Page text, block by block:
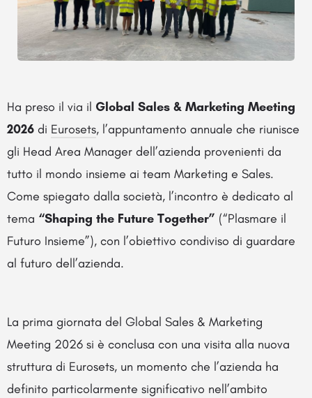
Ha preso il via il Global Sales & Marketing Meeting
2026 di Eurosets, l’appuntamento annuale che riunisce
gli Head Area Manager dell’azienda provenienti da
tutto il mondo insieme ai team Marketing e Sales.
Come spiegato dalla società, l’incontro è dedicato al
tema “Shaping the Future Together” (“Plasmare il
Futuro Insieme”), con l’obiettivo condiviso di guardare
al futuro dell’azienda.
La prima giornata del Global Sales & Marketing
Meeting 2026 si è conclusa con una visita alla nuova
struttura di Eurosets, un momento che l’azienda ha
definito particolarmente significativo nell’ambito